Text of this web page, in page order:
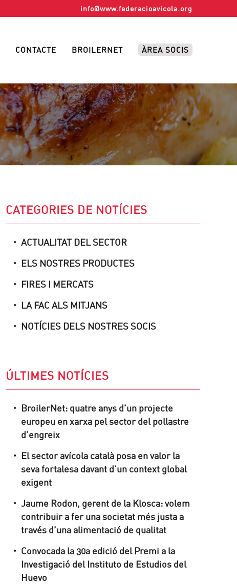
info@www.federacioavicola.org
CONTACTE BROILERNET ÀREA SOCIS
CATEGORIES DE NOTÍCIES
ACTUALITAT DEL SECTOR
ELS NOSTRES PRODUCTES
FIRES I MERCATS
LA FAC ALS MITJANS
NOTÍCIES DELS NOSTRES SOCIS
ÚLTIMES NOTÍCIES
BroilerNet: quatre anys d’un projecte
europeu en xarxa pel sector del pollastre
d’engreix
El sector avícola català posa en valor la
seva fortalesa davant d’un context global
exigent
Jaume Rodon, gerent de la Klosca: volem
contribuir a fer una societat més justa a
través d’una alimentació de qualitat
Convocada la 30a edició del Premi a la
Investigació del Instituto de Estudios del
Huevo